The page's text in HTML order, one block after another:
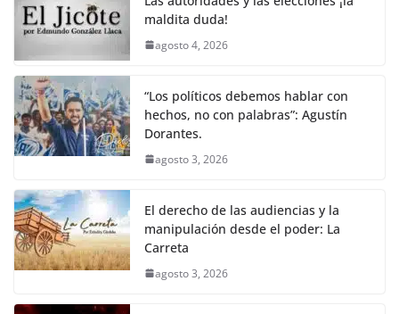
maldita duda!
agosto 4, 2026
“Los políticos debemos hablar con
hechos, no con palabras”: Agustín
Dorantes.
agosto 3, 2026
El derecho de las audiencias y la
manipulación desde el poder: La
Carreta
agosto 3, 2026